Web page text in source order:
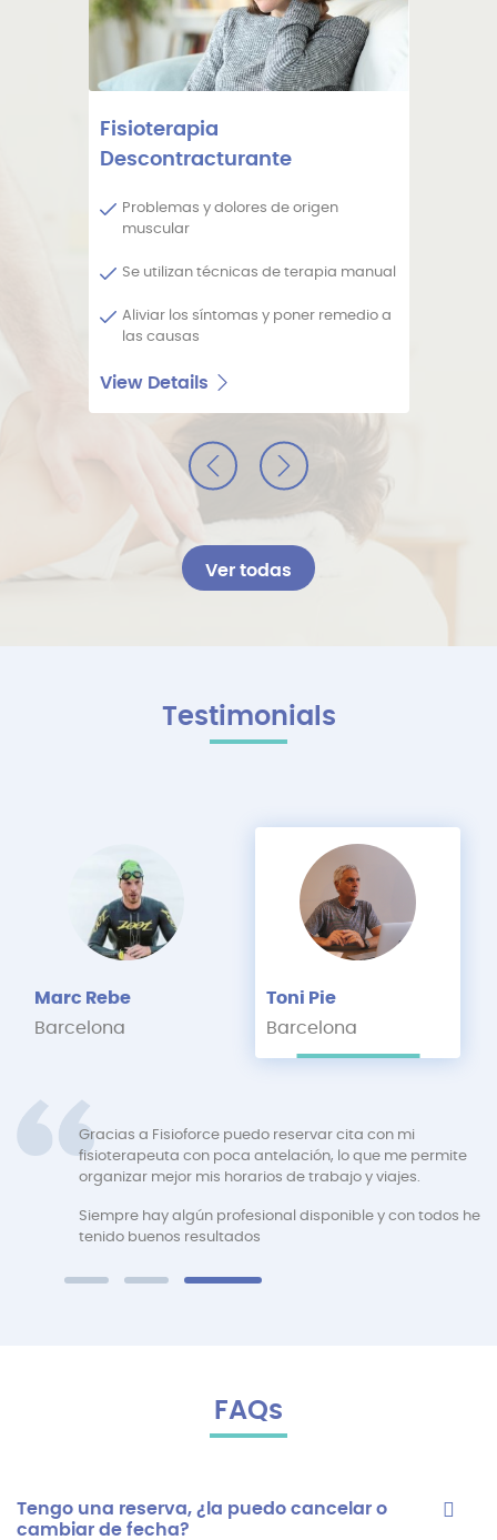
1 2 3
1. SOLICITA ACCESO
Rellena el formulario para solicitar acceso en la plataforma
Nos pondremos en contacto contigo para proceder con la
Buscamos personas que disfruten de la fisioterapia, que
Regístrate ahora
Fisioterapia
Descontracturante
Problemas y dolores de origen
muscular
Se utilizan técnicas de terapia manual
Aliviar los síntomas y poner remedio a
las causas
View Details
Ver todas
Testimonials
Marc Rebe
Barcelona
Toni Pie
Barcelona
Gracias a Fisioforce puedo reservar cita con mi
fisioterapeuta con poca antelación, lo que me permite
organizar mejor mis horarios de trabajo y viajes.
Siempre hay algún profesional disponible y con todos he
tenido buenos resultados
FAQs
Tengo una reserva, ¿la puedo cancelar o
cambiar de fecha?